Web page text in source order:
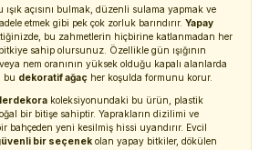
ışık açısını bulmak, düzenli sulama yapmak ve
etmek gibi pek çok zorluk barındırır. Yapay
bu zahmetlerin hiçbirine katlanmadan her
sahip olursunuz. Özellikle gün ışığının
nem oranının yüksek olduğu kapalı alanlarda
bu dekoratif ağaç her koşulda formunu korur.
koleksiyonundaki bu ürün, plastik
bir bitişe sahiptir. Yaprakların dizilimi ve
bahçeden yeni kesilmiş hissi uyandırır. Evcil
bir seçenek olan yapay bitkiler, dökülen